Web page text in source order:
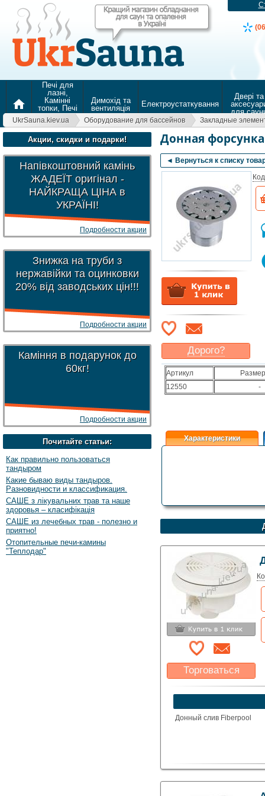
home
Печі для
лазні,
Камінні
топки, Печі
для
опалення
Димохід та
вентиляція
Електроустаткування
Двері та
для
UkrSauna.kiev.ua Оборудование для бассейнов Закладные
Акции, скидки и подарки!
Напівкоштовний камінь
ЖАДЕЇТ оригінал -
НАЙКРАЩА ЦІНА в
УКРАЇНІ!
Подробности акции
Знижка на труби з
нержавійки та оцинковки
20% від заводських цін!!!
Подробности акции
Каміння в подарунок до
60кг!
Подробности акции
Почитайте статьи:
Как правильно пользоваться
тандыром
Какие бываю виды тандыров.
Разновидности и классификация.
САШЕ з лікувальних трав та наше
здоровья – класифікація
САШЕ из лечебных трав - полезно и
приятно!
Отопительные печи-камины
"Теплодар"
Донная
◄ Вернуться к списку
Дорого?
Какая ценамогла бы
Вас
Указать цену
Артикул
12550
-
Характеристики
Торговаться
Какая цена Вас
устроит?
Указать цену
Донный слив Fiberpool